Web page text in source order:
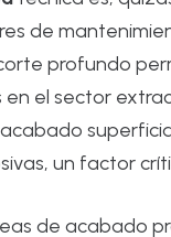
de
profundo
en el sector
un factor
de acabado